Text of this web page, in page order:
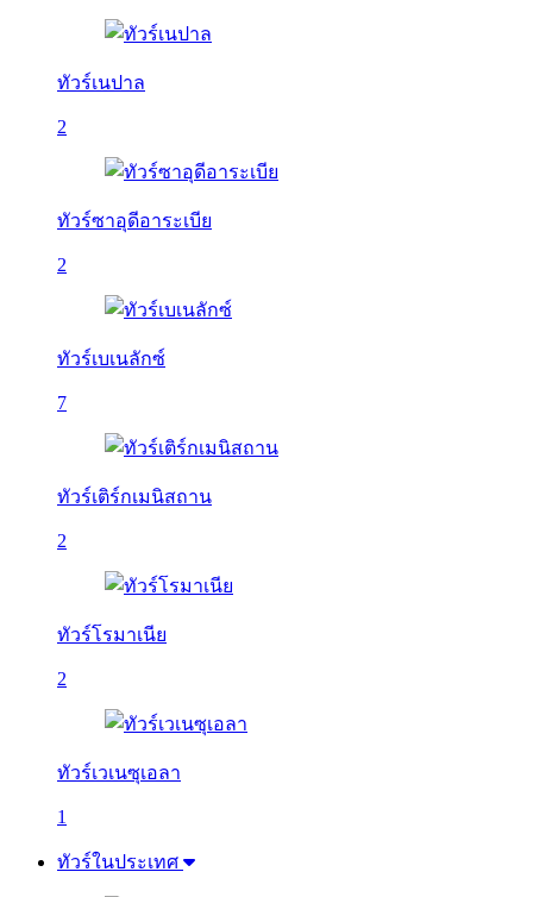
ทัวร์เนปาล
2
ทัวร์ซาอุดีอาระเบีย
2
ทัวร์เบเนลักซ์
7
ทัวร์เติร์กเมนิสถาน
2
ทัวร์โรมาเนีย
2
ทัวร์เวเนซุเอลา
1
ทัวร์ในประเทศ